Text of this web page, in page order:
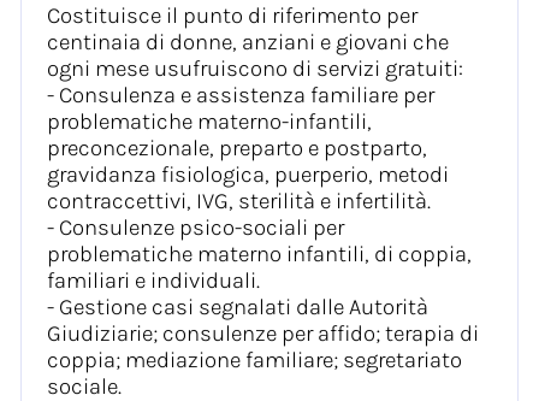
Costituisce il punto di riferimento per
centinaia di donne, anziani e giovani che
ogni mese usufruiscono di servizi gratuiti:
- Consulenza e assistenza familiare per
problematiche materno-infantili,
preconcezionale, preparto e postparto,
gravidanza fisiologica, puerperio, metodi
contraccettivi, IVG, sterilità e infertilità.
- Consulenze psico-sociali per
problematiche materno infantili, di coppia,
familiari e individuali.
- Gestione casi segnalati dalle Autorità
Giudiziarie; consulenze per affido; terapia di
coppia; mediazione familiare; segretariato
sociale.